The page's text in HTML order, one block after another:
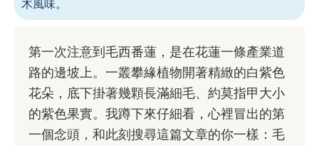
木風味。
第一次注意到毛西番蓮，是在花蓮一條產業道
路的邊坡上。一叢攀緣植物開著精緻的白紫色
花朵，底下掛著幾顆長滿細毛、約莫指甲大小
的紫色果實。我蹲下來仔細看，心裡冒出的第
一個念頭，和此刻搜尋這篇文章的你一樣：毛